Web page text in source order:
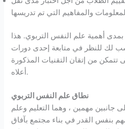
أهمية علم النفس التربوي. هذا
لك للنظر في متابعة إحدى دورات
تتمكن من إتقان التقنيات المذكورة
أعلاه.
نطاق علم النفس التربوي
جانبين مهمين ، وهما التعليم وعلم
بنفس القدر في بناء مجتمع بآفاق